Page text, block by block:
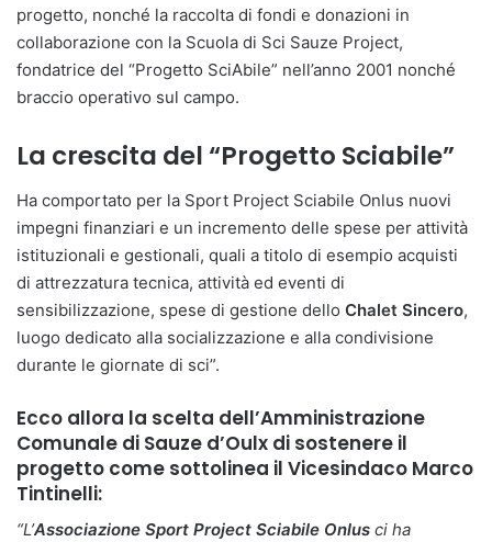
progetto, nonché la raccolta di fondi e donazioni in
collaborazione con la Scuola di Sci Sauze Project,
fondatrice del “Progetto SciAbile” nell’anno 2001 nonché
braccio operativo sul campo.
La crescita del “Progetto Sciabile”
Ha comportato per la Sport Project Sciabile Onlus nuovi
impegni finanziari e un incremento delle spese per attività
istituzionali e gestionali, quali a titolo di esempio acquisti
di attrezzatura tecnica, attività ed eventi di
sensibilizzazione, spese di gestione dello Chalet Sincero,
luogo dedicato alla socializzazione e alla condivisione
durante le giornate di sci”.
Ecco allora la scelta dell’Amministrazione
Comunale di Sauze d’Oulx di sostenere il
progetto come sottolinea il Vicesindaco Marco
Tintinelli:
“L’Associazione Sport Project Sciabile Onlus ci ha